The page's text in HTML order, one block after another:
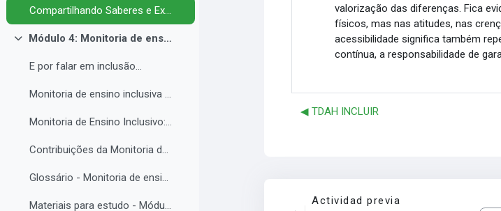
Compartilhando Saberes e Experiências. 2
Colapsar
Módulo 4: Monitoria de ensino inclusiva no processo formativo de estudantes com Necessidades Educacionais Específicas - NEE no contexto da Educação Profissional e Tecnológica.
E por falar em inclusão...
Monitoria de ensino inclusiva junto a estudante com Necessidades Educacionais Específicas - NEE no contexto da Educação Profissional e Tecnológica.
Monitoria de Ensino Inclusivo: Conceitos e Objetivos.
Contribuições da Monitoria de ensino inclusiva para o estudante com Necessidades Educacionais Específicas.
Glossário - Monitoria de ensino e educação inclusiva.
Materiais para estudo - Módulo 4.
valorização das diferenças. Fica
físicos, mas nas atitudes, nas
acessibilidade significa também
contínua, a responsabilidade de
◀︎ TDAH INCLUIR
Actividad previa